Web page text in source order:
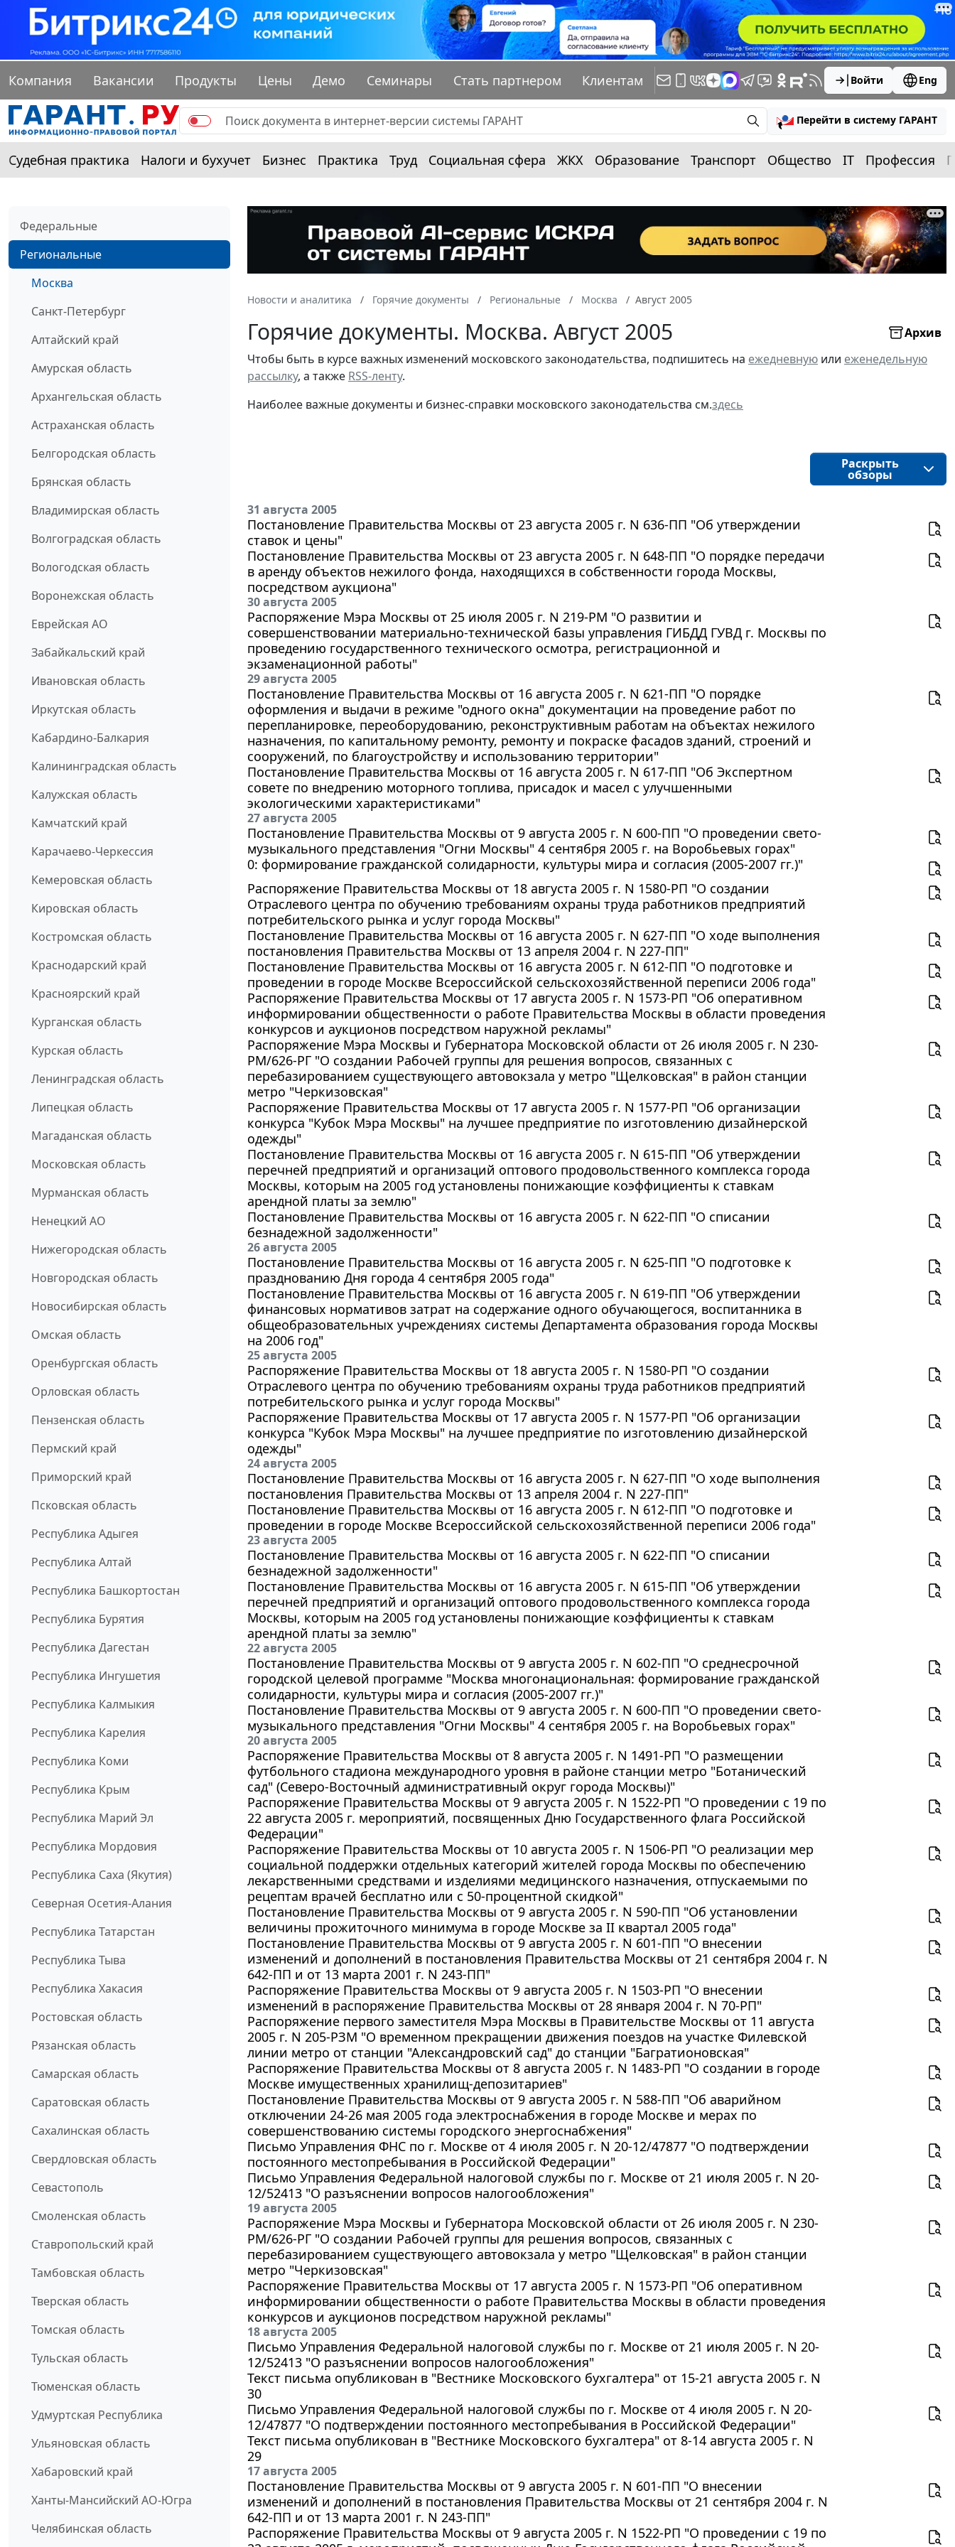
Компания Вакансии Продукты Цены Демо Семинары Стать партнером Клиентам Войти Eng
Перейти в систему ГАРАНТ
Судебная практика Налоги и бухучет Бизнес Практика Труд Социальная сфера ЖКХ Образование Транспорт Общество IT Профессия
Федеральные
Региональные
Москва
Санкт-Петербург
Алтайский край
Амурская область
Архангельская область
Астраханская область
Белгородская область
Брянская область
Владимирская область
Волгоградская область
Вологодская область
Воронежская область
Еврейская АО
Забайкальский край
Ивановская область
Иркутская область
Кабардино-Балкария
Калининградская область
Калужская область
Камчатский край
Карачаево-Черкессия
Кемеровская область
Кировская область
Костромская область
Краснодарский край
Красноярский край
Курганская область
Курская область
Ленинградская область
Липецкая область
Магаданская область
Московская область
Мурманская область
Ненецкий АО
Нижегородская область
Новгородская область
Новосибирская область
Омская область
Оренбургская область
Орловская область
Пензенская область
Пермский край
Приморский край
Псковская область
Республика Адыгея
Республика Алтай
Республика Башкортостан
Республика Бурятия
Республика Дагестан
Республика Ингушетия
Республика Калмыкия
Республика Карелия
Республика Коми
Республика Крым
Республика Марий Эл
Республика Мордовия
Республика Саха (Якутия)
Северная Осетия-Алания
Республика Татарстан
Республика Тыва
Республика Хакасия
Ростовская область
Рязанская область
Самарская область
Саратовская область
Сахалинская область
Свердловская область
Севастополь
Смоленская область
Ставропольский край
Тамбовская область
Тверская область
Томская область
Тульская область
Тюменская область
Удмуртская Республика
Ульяновская область
Хабаровский край
Ханты-Мансийский АО-Югра
Челябинская область
Новости и аналитика Горячие документы Региональные Москва Август 2005
Горячие документы. Москва. Август 2005
Архив
Чтобы быть в курсе важных изменений московского законодательства, подпишитесь на ежедневную или еженедельную
рассылку, а также RSS-ленту.
Наиболее важные документы и бизнес-справки московского законодательства см.здесь
Раскрыть
обзоры
31 августа 2005
Постановление Правительства Москвы от 23 августа 2005 г. N 636-ПП "Об утверждении
ставок и цены"
Постановление Правительства Москвы от 23 августа 2005 г. N 648-ПП "О порядке передачи
в аренду объектов нежилого фонда, находящихся в собственности города Москвы,
посредством аукциона"
30 августа 2005
Распоряжение Мэра Москвы от 25 июля 2005 г. N 219-РМ "О развитии и
совершенствовании материально-технической базы управления ГИБДД ГУВД г. Москвы по
проведению государственного технического осмотра, регистрационной и
экзаменационной работы"
29 августа 2005
Постановление Правительства Москвы от 16 августа 2005 г. N 621-ПП "О порядке
оформления и выдачи в режиме "одного окна" документации на проведение работ по
перепланировке, переоборудованию, реконструктивным работам на объектах нежилого
назначения, по капитальному ремонту, ремонту и покраске фасадов зданий, строений и
сооружений, по благоустройству и использованию территории"
Постановление Правительства Москвы от 16 августа 2005 г. N 617-ПП "Об Экспертном
совете по внедрению моторного топлива, присадок и масел с улучшенными
экологическими характеристиками"
27 августа 2005
Постановление Правительства Москвы от 9 августа 2005 г. N 600-ПП "О проведении свето-
музыкального представления "Огни Москвы" 4 сентября 2005 г. на Воробьевых горах"
0: формирование гражданской солидарности, культуры мира и согласия (2005-2007 гг.)"
Распоряжение Правительства Москвы от 18 августа 2005 г. N 1580-РП "О создании
Отраслевого центра по обучению требованиям охраны труда работников предприятий
потребительского рынка и услуг города Москвы"
Постановление Правительства Москвы от 16 августа 2005 г. N 627-ПП "О ходе выполнения
постановления Правительства Москвы от 13 апреля 2004 г. N 227-ПП"
Постановление Правительства Москвы от 16 августа 2005 г. N 612-ПП "О подготовке и
проведении в городе Москве Всероссийской сельскохозяйственной переписи 2006 года"
Распоряжение Правительства Москвы от 17 августа 2005 г. N 1573-РП "Об оперативном
информировании общественности о работе Правительства Москвы в области проведения
конкурсов и аукционов посредством наружной рекламы"
Распоряжение Мэра Москвы и Губернатора Московской области от 26 июля 2005 г. N 230-
РМ/626-РГ "О создании Рабочей группы для решения вопросов, связанных с
перебазированием существующего автовокзала у метро "Щелковская" в район станции
метро "Черкизовская"
Распоряжение Правительства Москвы от 17 августа 2005 г. N 1577-РП "Об организации
конкурса "Кубок Мэра Москвы" на лучшее предприятие по изготовлению дизайнерской
одежды"
Постановление Правительства Москвы от 16 августа 2005 г. N 615-ПП "Об утверждении
перечней предприятий и организаций оптового продовольственного комплекса города
Москвы, которым на 2005 год установлены понижающие коэффициенты к ставкам
арендной платы за землю"
Постановление Правительства Москвы от 16 августа 2005 г. N 622-ПП "О списании
безнадежной задолженности"
26 августа 2005
Постановление Правительства Москвы от 16 августа 2005 г. N 625-ПП "О подготовке к
празднованию Дня города 4 сентября 2005 года"
Постановление Правительства Москвы от 16 августа 2005 г. N 619-ПП "Об утверждении
финансовых нормативов затрат на содержание одного обучающегося, воспитанника в
общеобразовательных учреждениях системы Департамента образования города Москвы
на 2006 год"
25 августа 2005
Распоряжение Правительства Москвы от 18 августа 2005 г. N 1580-РП "О создании
Отраслевого центра по обучению требованиям охраны труда работников предприятий
потребительского рынка и услуг города Москвы"
Распоряжение Правительства Москвы от 17 августа 2005 г. N 1577-РП "Об организации
конкурса "Кубок Мэра Москвы" на лучшее предприятие по изготовлению дизайнерской
одежды"
24 августа 2005
Постановление Правительства Москвы от 16 августа 2005 г. N 627-ПП "О ходе выполнения
постановления Правительства Москвы от 13 апреля 2004 г. N 227-ПП"
Постановление Правительства Москвы от 16 августа 2005 г. N 612-ПП "О подготовке и
проведении в городе Москве Всероссийской сельскохозяйственной переписи 2006 года"
23 августа 2005
Постановление Правительства Москвы от 16 августа 2005 г. N 622-ПП "О списании
безнадежной задолженности"
Постановление Правительства Москвы от 16 августа 2005 г. N 615-ПП "Об утверждении
перечней предприятий и организаций оптового продовольственного комплекса города
Москвы, которым на 2005 год установлены понижающие коэффициенты к ставкам
арендной платы за землю"
22 августа 2005
Постановление Правительства Москвы от 9 августа 2005 г. N 602-ПП "О среднесрочной
городской целевой программе "Москва многонациональная: формирование гражданской
солидарности, культуры мира и согласия (2005-2007 гг.)"
Постановление Правительства Москвы от 9 августа 2005 г. N 600-ПП "О проведении свето-
музыкального представления "Огни Москвы" 4 сентября 2005 г. на Воробьевых горах"
20 августа 2005
Распоряжение Правительства Москвы от 8 августа 2005 г. N 1491-РП "О размещении
футбольного стадиона международного уровня в районе станции метро "Ботанический
сад" (Северо-Восточный административный округ города Москвы)"
Распоряжение Правительства Москвы от 9 августа 2005 г. N 1522-РП "О проведении с 19 по
22 августа 2005 г. мероприятий, посвященных Дню Государственного флага Российской
Федерации"
Распоряжение Правительства Москвы от 10 августа 2005 г. N 1506-РП "О реализации мер
социальной поддержки отдельных категорий жителей города Москвы по обеспечению
лекарственными средствами и изделиями медицинского назначения, отпускаемыми по
рецептам врачей бесплатно или с 50-процентной скидкой"
Постановление Правительства Москвы от 9 августа 2005 г. N 590-ПП "Об установлении
величины прожиточного минимума в городе Москве за II квартал 2005 года"
Постановление Правительства Москвы от 9 августа 2005 г. N 601-ПП "О внесении
изменений и дополнений в постановления Правительства Москвы от 21 сентября 2004 г. N
642-ПП и от 13 марта 2001 г. N 243-ПП"
Распоряжение Правительства Москвы от 9 августа 2005 г. N 1503-РП "О внесении
изменений в распоряжение Правительства Москвы от 28 января 2004 г. N 70-РП"
Распоряжение первого заместителя Мэра Москвы в Правительстве Москвы от 11 августа
2005 г. N 205-РЗМ "О временном прекращении движения поездов на участке Филевской
линии метро от станции "Александровский сад" до станции "Багратионовская"
Распоряжение Правительства Москвы от 8 августа 2005 г. N 1483-РП "О создании в городе
Москве имущественных хранилищ-депозитариев"
Постановление Правительства Москвы от 9 августа 2005 г. N 588-ПП "Об аварийном
отключении 24-26 мая 2005 года электроснабжения в городе Москве и мерах по
совершенствованию системы городского энергоснабжения"
Письмо Управления ФНС по г. Москве от 4 июля 2005 г. N 20-12/47877 "О подтверждении
постоянного местопребывания в Российской Федерации"
Письмо Управления Федеральной налоговой службы по г. Москве от 21 июля 2005 г. N 20-
12/52413 "О разъяснении вопросов налогообложения"
19 августа 2005
Распоряжение Мэра Москвы и Губернатора Московской области от 26 июля 2005 г. N 230-
РМ/626-РГ "О создании Рабочей группы для решения вопросов, связанных с
перебазированием существующего автовокзала у метро "Щелковская" в район станции
метро "Черкизовская"
Распоряжение Правительства Москвы от 17 августа 2005 г. N 1573-РП "Об оперативном
информировании общественности о работе Правительства Москвы в области проведения
конкурсов и аукционов посредством наружной рекламы"
18 августа 2005
Письмо Управления Федеральной налоговой службы по г. Москве от 21 июля 2005 г. N 20-
12/52413 "О разъяснении вопросов налогообложения"
Текст письма опубликован в "Вестнике Московского бухгалтера" от 15-21 августа 2005 г. N
30
Письмо Управления Федеральной налоговой службы по г. Москве от 4 июля 2005 г. N 20-
12/47877 "О подтверждении постоянного местопребывания в Российской Федерации"
Текст письма опубликован в "Вестнике Московского бухгалтера" от 8-14 августа 2005 г. N
29
17 августа 2005
Постановление Правительства Москвы от 9 августа 2005 г. N 601-ПП "О внесении
изменений и дополнений в постановления Правительства Москвы от 21 сентября 2004 г. N
642-ПП и от 13 марта 2001 г. N 243-ПП"
Распоряжение Правительства Москвы от 9 августа 2005 г. N 1522-РП "О проведении с 19 по